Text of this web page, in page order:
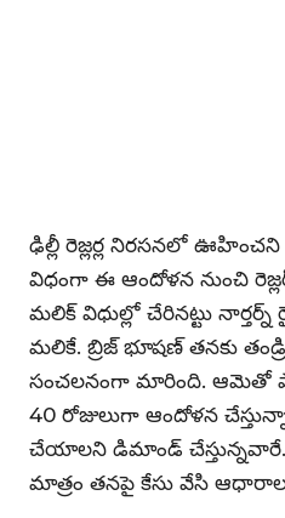
ఢిల్లీ రెజ్లర్ల నిరసనలో
విధంగా ఈ ఆందోళన నుంచి
మలిక్ విధుల్లో చేరినట్టు
మలికే. బ్రిజ్ భూషణ్ తనకు
సంచలనంగా మారింది. ఆమెతో
40 రోజులుగా ఆందోళన
చేయాలని డిమాండ్ చేస్తున్నవారే.
మాత్రం తనపై కేసు వేసి